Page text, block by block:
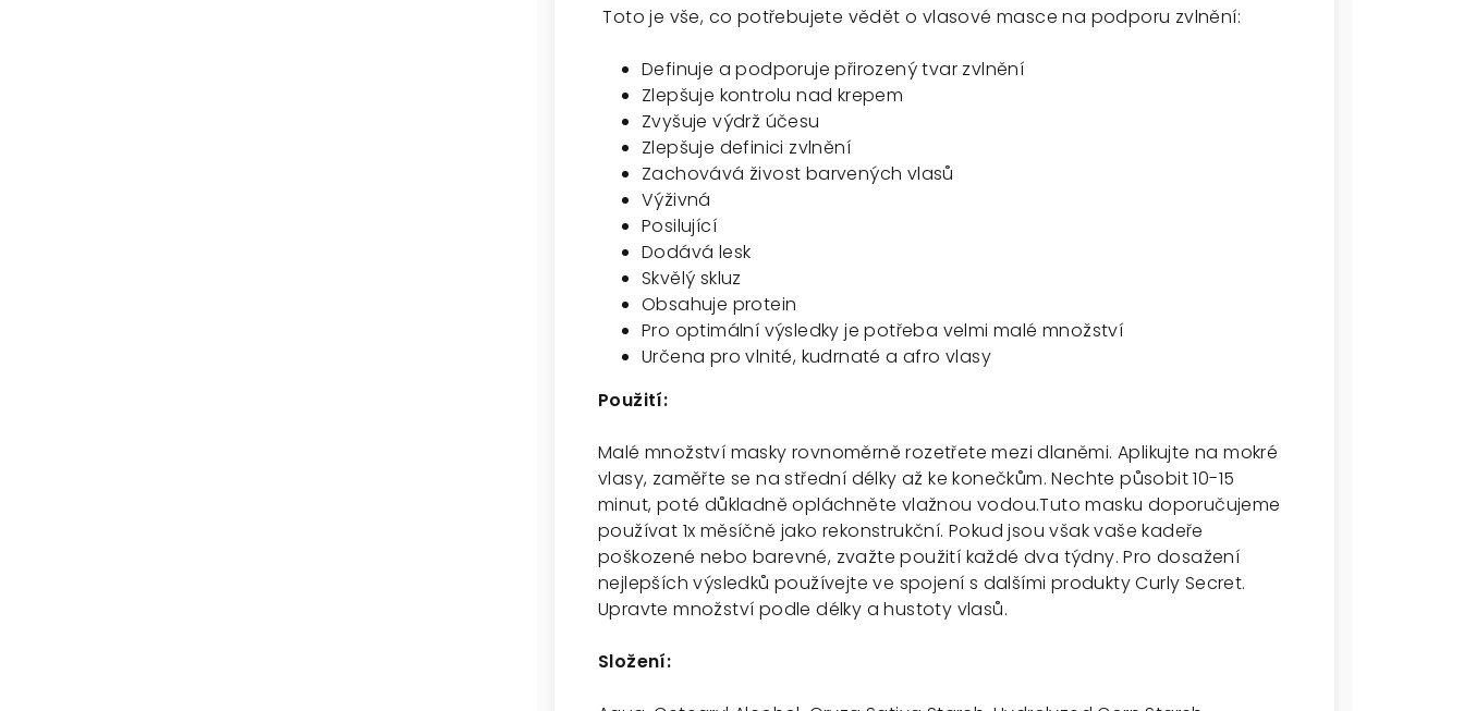
Toto je vše, co potřebujete vědět o vlasové masce na podporu zvlnění:
Definuje a podporuje přirozený tvar zvlnění
Zlepšuje kontrolu nad krepem
Zvyšuje výdrž účesu
Zlepšuje definici zvlnění
Zachovává živost barvených vlasů
Výživná
Posilující
Dodává lesk
Skvělý skluz
Obsahuje protein
Pro optimální výsledky je potřeba velmi malé množství
Určena pro vlnité, kudrnaté a afro vlasy
Použití:
Malé množství masky rovnoměrně rozetřete mezi dlaněmi. Aplikujte na mokré
vlasy, zaměřte se na střední délky až ke konečkům. Nechte působit 10-15
minut, poté důkladně opláchněte vlažnou vodou.Tuto masku doporučujeme
používat 1x měsíčně jako rekonstrukční. Pokud jsou však vaše kadeře
poškozené nebo barevné, zvažte použití každé dva týdny. Pro dosažení
nejlepších výsledků používejte ve spojení s dalšími produkty Curly Secret.
Upravte množství podle délky a hustoty vlasů.
Složení: